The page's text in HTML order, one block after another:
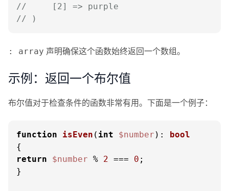
//     [2] => purple
// )
: array 声明确保这个函数始终返回一个数组。
示例：返回一个布尔值
布尔值对于检查条件的函数非常有用。下面是一个例子：
function isEven ( int $number ): bool
return
$number % 2 === 0 ;
}